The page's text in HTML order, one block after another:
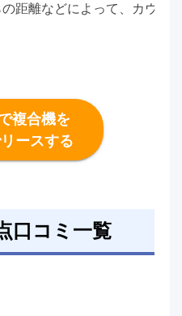
距離などによって、カウン
複合機を
リースする
口コミ一覧